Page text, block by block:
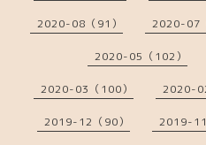
2020-08（91） 2020-07
2020-05（102）
2020-03（100） 2020-
2019-12（90） 2019-11